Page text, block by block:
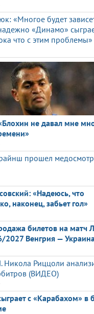
«Многое будет
«Динамо»
что с этим проблемы»
не давал мне
прошел
«Надеюсь, что
наконец, забьет гол»
билетов на матч
2027 Венгрия — Украина
Никола Риццоли
(ВИДЕО)
с «Карабахом» в